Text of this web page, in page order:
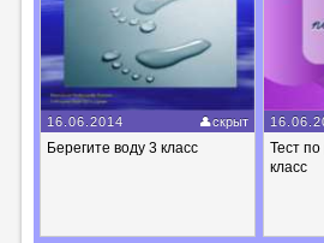
16.06.2014 скрыт
Берегите воду 3 класс
Тест по
класс